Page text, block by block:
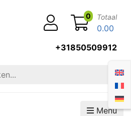
+31850509912
0 Totaal
0.00
Menu